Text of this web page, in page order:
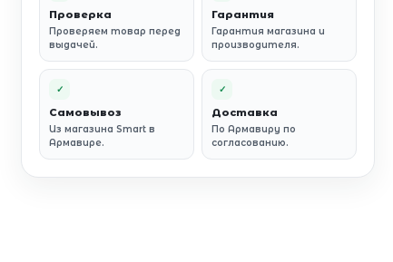
Проверка
Проверяем товар перед
выдачей.
Гарантия
Гарантия магазина и
производителя.
✓
Самовывоз
Из магазина Smart в
Армавире.
✓
Доставка
По Армавиру по
согласованию.